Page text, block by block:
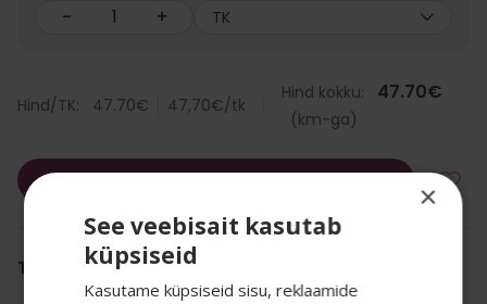
- + TK
Hind/TK: 47.70€ 47,70€ /tk
Hind kokku: 47.70€
(km-ga)
Lisa korvi
TOOTE INFO
×
See veebisait kasutab
küpsiseid
Kasutame küpsiseid sisu, reklaamide